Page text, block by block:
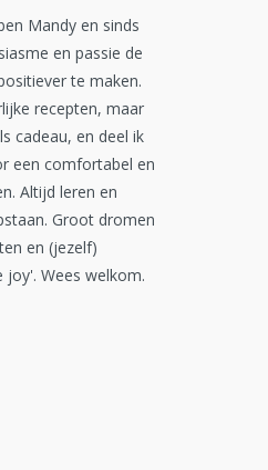
Mandy en sinds
en passie de
te maken.
recepten, maar
cadeau, en deel ik
een comfortabel en
Altijd leren en
Groot dromen
en (jezelf)
joy'. Wees welkom.